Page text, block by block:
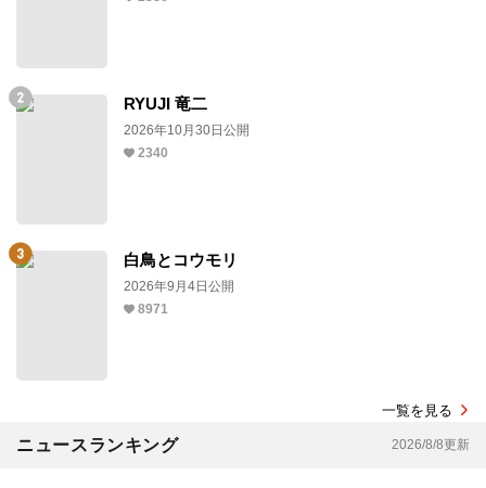
RYUJI 竜二
2026年10月30日公開
2340
白鳥とコウモリ
2026年9月4日公開
8971
一覧を見る
ニュースランキング 2026/8/8更新